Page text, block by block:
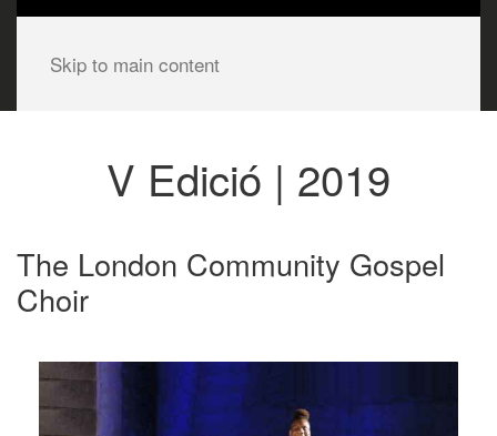
Skip to main content
V Edició | 2019
The London Community Gospel
Choir